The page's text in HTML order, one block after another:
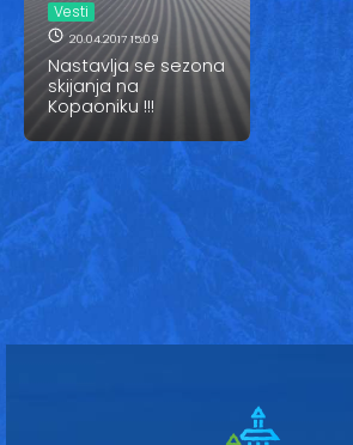
Vesti
20.04.2017 15:09
Nastavlja se sezona
skijanja na
Kopaoniku !!!